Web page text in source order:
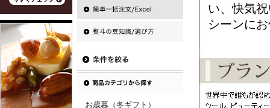
お歳暮（冬ギフト）
い、快気
シーンに